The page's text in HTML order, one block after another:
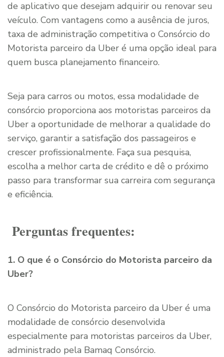
de aplicativo que desejam adquirir ou renovar seu
veículo. Com vantagens como a ausência de juros,
taxa de administração competitiva o Consórcio do
Motorista parceiro da Uber é uma opção ideal para
quem busca planejamento financeiro.
Seja para carros ou motos, essa modalidade de
consórcio proporciona aos motoristas parceiros da
Uber a oportunidade de melhorar a qualidade do
serviço, garantir a satisfação dos passageiros e
crescer profissionalmente. Faça sua pesquisa,
escolha a melhor carta de crédito e dê o próximo
passo para transformar sua carreira com segurança
e eficiência.
Perguntas frequentes:
1. O que é o Consórcio do Motorista parceiro da
Uber?
O Consórcio do Motorista parceiro da Uber é uma
modalidade de consórcio desenvolvida
especialmente para motoristas parceiros da Uber,
administrado pela Bamaq Consórcio.